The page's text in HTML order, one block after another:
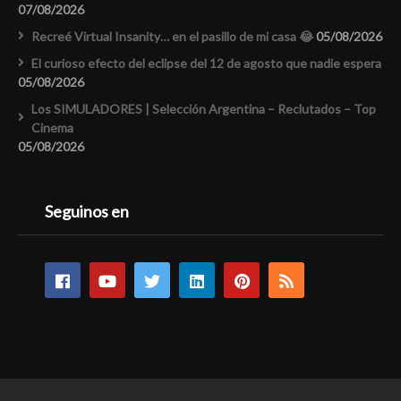
07/08/2026
Recreé Virtual Insanity… en el pasillo de mi casa 😂05/08/2026
El curioso efecto del eclipse del 12 de agosto que nadie espera
05/08/2026
Los SIMULADORES | Selección Argentina – Reclutados – Top
Cinema
05/08/2026
Seguinos en